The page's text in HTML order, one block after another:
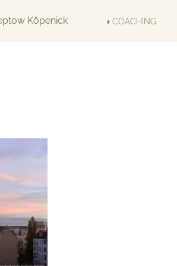
◑ COACHING